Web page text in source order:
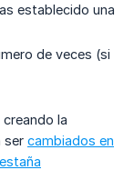
establecido una
de veces (si
la
ser cambiados en